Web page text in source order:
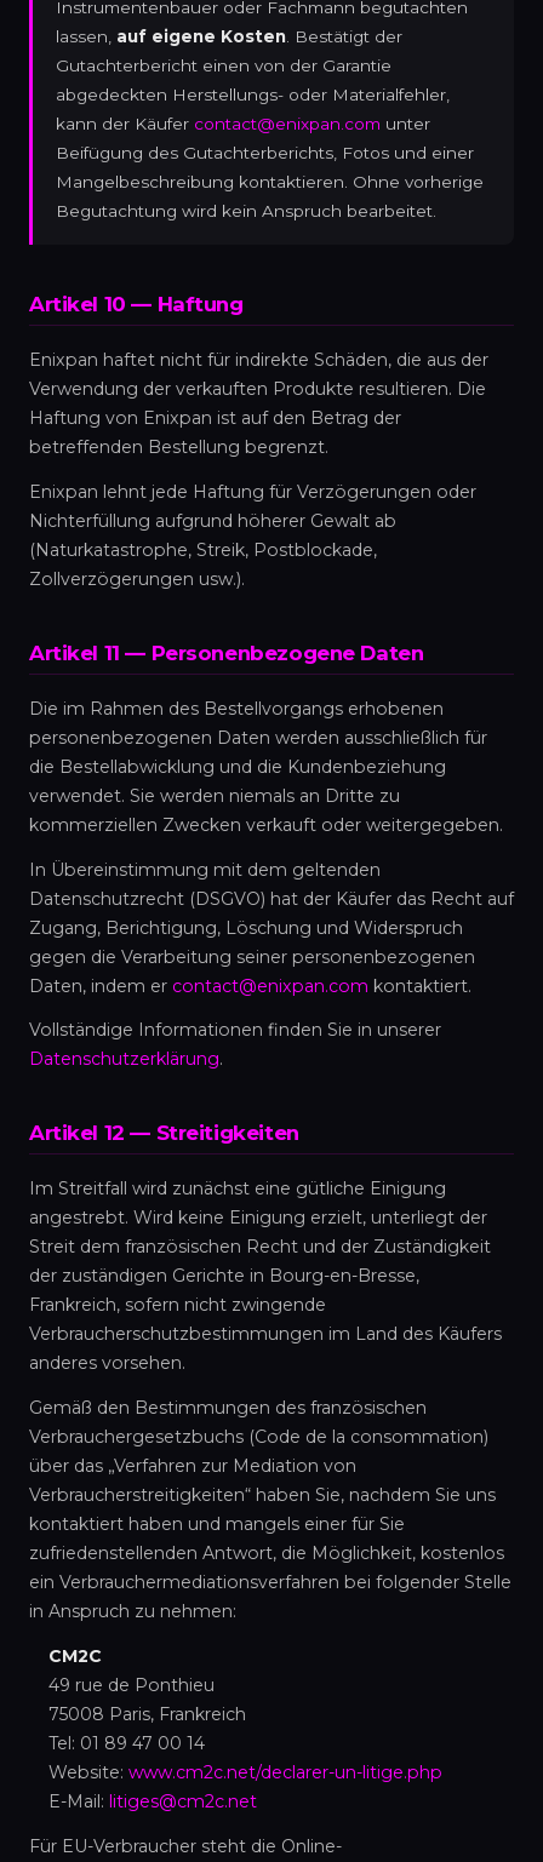
Instrumentenbauer oder Fachmann begutachten
lassen, auf eigene Kosten . Bestätigt der
Gutachterbericht einen von der Garantie
abgedeckten Herstellungs- oder Materialfehler,
kann der Käufer contact@enixpan.com unter
Beifügung des Gutachterberichts, Fotos und einer
Mangelbeschreibung kontaktieren. Ohne vorherige
Begutachtung wird kein Anspruch bearbeitet.
Artikel 10 — Haftung
Enixpan haftet nicht für indirekte Schäden, die aus der
Verwendung der verkauften Produkte resultieren. Die
Haftung von Enixpan ist auf den Betrag der
betreffenden Bestellung begrenzt.
Enixpan lehnt jede Haftung für Verzögerungen oder
Nichterfüllung aufgrund höherer Gewalt ab
(Naturkatastrophe, Streik, Postblockade,
Zollverzögerungen usw.).
Artikel 11 — Personenbezogene Daten
Die im Rahmen des Bestellvorgangs erhobenen
personenbezogenen Daten werden ausschließlich für
die Bestellabwicklung und die Kundenbeziehung
verwendet. Sie werden niemals an Dritte zu
kommerziellen Zwecken verkauft oder weitergegeben.
In Übereinstimmung mit dem geltenden
Datenschutzrecht (DSGVO) hat der Käufer das Recht auf
Zugang, Berichtigung, Löschung und Widerspruch
gegen die Verarbeitung seiner personenbezogenen
Daten, indem er contact@enixpan.com kontaktiert.
Vollständige Informationen finden Sie in unserer
Datenschutzerklärung.
Artikel 12 — Streitigkeiten
Im Streitfall wird zunächst eine gütliche Einigung
angestrebt. Wird keine Einigung erzielt, unterliegt der
Streit dem französischen Recht und der Zuständigkeit
der zuständigen Gerichte in Bourg-en-Bresse,
Frankreich, sofern nicht zwingende
Verbraucherschutzbestimmungen im Land des Käufers
anderes vorsehen.
Gemäß den Bestimmungen des französischen
Verbrauchergesetzbuchs (Code de la consommation)
über das „Verfahren zur Mediation von
Verbraucherstreitigkeiten“ haben Sie, nachdem Sie uns
kontaktiert haben und mangels einer für Sie
zufriedenstellenden Antwort, die Möglichkeit, kostenlos
ein Verbrauchermediationsverfahren bei folgender Stelle
in Anspruch zu nehmen:
CM2C
49 rue de Ponthieu
75008 Paris, Frankreich
Tel: 01 89 47 00 14
Website: www.cm2c.net/declarer-un-litige.php
E-Mail: litiges@cm2c.net
Für EU-Verbraucher steht die Online-